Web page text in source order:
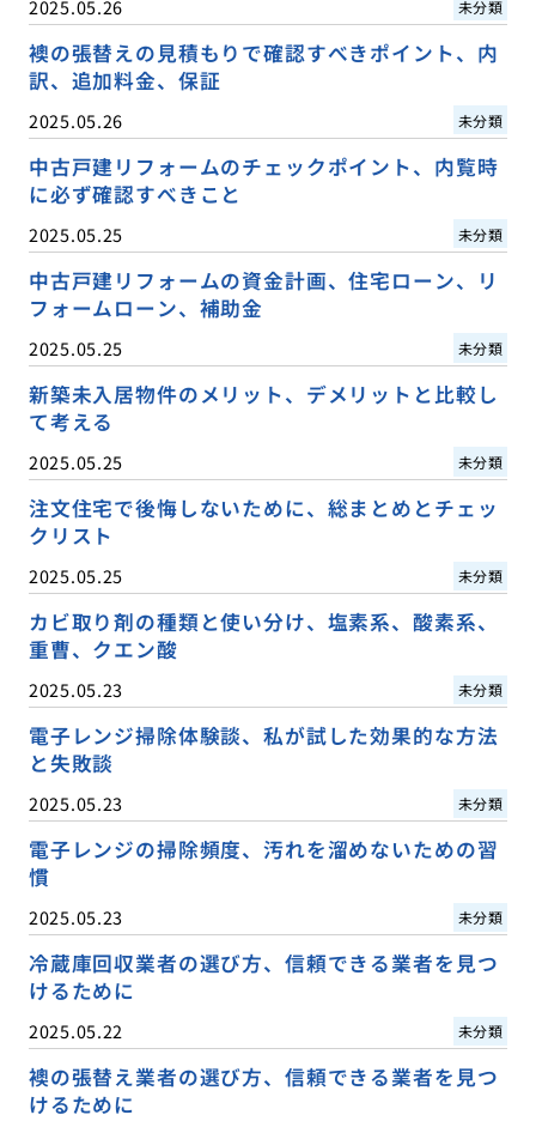
2025.05.26 未分類
襖の張替えの見積もりで確認すべきポイント、内
訳、追加料金、保証
2025.05.26 未分類
中古戸建リフォームのチェックポイント、内覧時
に必ず確認すべきこと
2025.05.25 未分類
中古戸建リフォームの資金計画、住宅ローン、リ
フォームローン、補助金
2025.05.25 未分類
新築未入居物件のメリット、デメリットと比較し
て考える
2025.05.25 未分類
注文住宅で後悔しないために、総まとめとチェッ
クリスト
2025.05.25 未分類
カビ取り剤の種類と使い分け、塩素系、酸素系、
重曹、クエン酸
2025.05.23 未分類
電子レンジ掃除体験談、私が試した効果的な方法
と失敗談
2025.05.23 未分類
電子レンジの掃除頻度、汚れを溜めないための習
慣
2025.05.23 未分類
冷蔵庫回収業者の選び方、信頼できる業者を見つ
けるために
2025.05.22 未分類
襖の張替え業者の選び方、信頼できる業者を見つ
けるために